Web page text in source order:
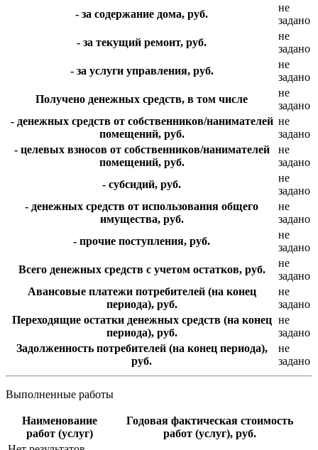
- за содержание дома, руб.
не
задано
- за текущий ремонт, руб.
не
задано
- за услуги управления, руб.
не
задано
Получено денежных средств, в том числе
не
задано
- денежных средств от собственников/нанимателей
помещений, руб.
не
задано
- целевых взносов от собственников/нанимателей
помещений, руб.
не
задано
- субсидий, руб.
не
задано
- денежных средств от использования общего
имущества, руб.
не
задано
- прочие поступления, руб.
не
задано
Всего денежных средств с учетом остатков, руб.
не
задано
Авансовые платежи потребителей (на конец
периода), руб.
не
задано
Переходящие остатки денежных средств (на конец
периода), руб.
не
задано
Задолженность потребителей (на конец периода),
руб.
не
задано
Выполненные работы
Наименование
работ (услуг)
Годовая фактическая стоимость
работ (услуг), руб.